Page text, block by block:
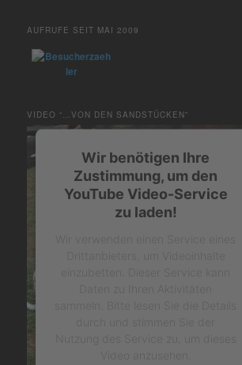
AUFRUFE SEIT MAI 2009
VIDEO “…VON DEN SANDSTÜCKEN”
Wir benötigen Ihre
Zustimmung, um den
YouTube Video-Service
zu laden!